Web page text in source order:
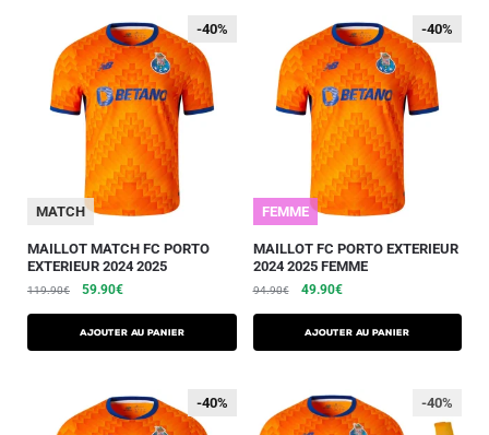
-40%
-40%
MATCH
MAILLOT MATCH FC PORTO
EXTERIEUR 2024 2025
119.90€ 59.90€
AJOUTER AU PANIER
-40%
FEMME
-40%
MAILLOT FC PORTO EXTERIEUR
2024 2025 FEMME
94.90€ 49.90€
AJOUTER AU PANIER
-40%
-40% -40%